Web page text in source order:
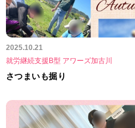
2025.10.21
就労継続支援B型 アワーズ加古川
さつまいも掘り